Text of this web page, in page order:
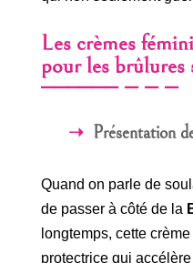
Les crèmes
pour les brûlures
Présentation
Quand on parle de
de passer à côté de la
longtemps, cette
protectrice qui